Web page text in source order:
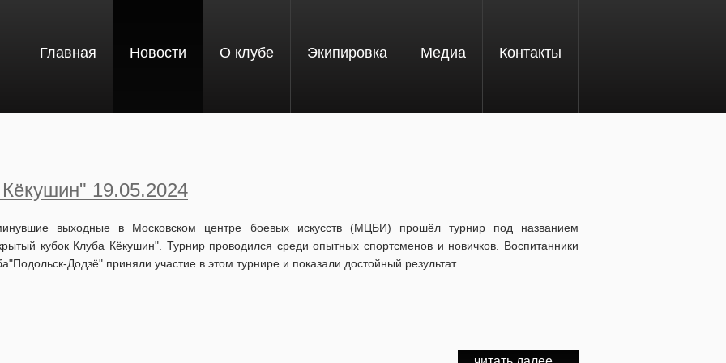
Главная Новости О клубе Экипировка Медиа Контакты
19.05.2024
выходные в Московском центре боевых искусств (МЦБИ) прошёл турнир под названием
кубок Клуба Кёкушин". Турнир проводился среди опытных спортсменов и новичков. Воспитанники
Додзё" приняли участие в этом турнире и показали достойный результат.